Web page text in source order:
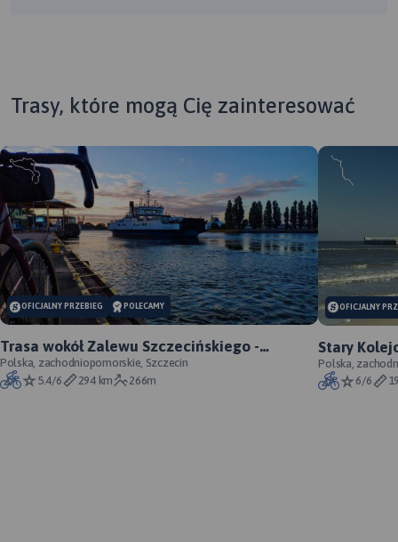
Trasy, które mogą Cię zainteresować
OFICJALNY PRZEBIEG POLECAMY
Trasa wokół Zalewu Szczecińskiego -
oficjalny przebieg szlaku
Polska, zachodniopomorskie, Szczecin
5.4/6
294 km 266m
OFICJALNY
Stary
szlaku
Polska,
6/6